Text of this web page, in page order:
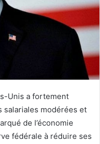
Unis a fortement
salariales modérées et
de l’économie
fédérale à réduire ses